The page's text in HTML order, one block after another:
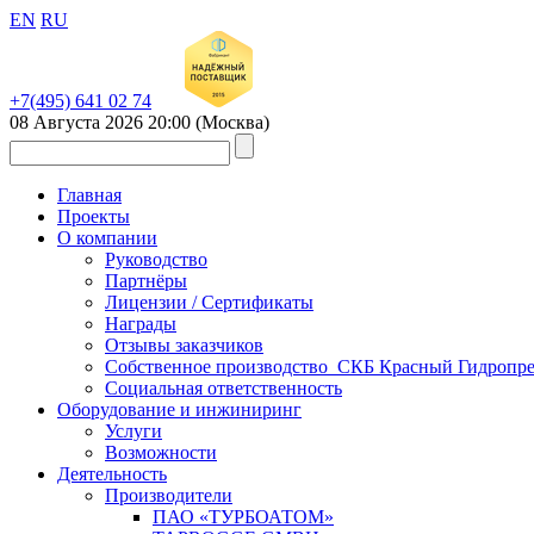
EN RU
+7(495) 641 02 74
08 Августа 2026 20:00 (Москва)
Главная
Проекты
О компании
Руководство
Партнёры
Лицензии / Сертификаты
Награды
Отзывы заказчиков
Собственное производство_СКБ Красный
Социальная ответственность
Оборудование и инжиниринг
Услуги
Возможности
Деятельность
Производители
ПАО «ТУРБОАТОМ»